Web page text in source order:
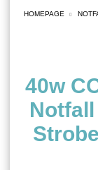
HOMEPAGE
40w